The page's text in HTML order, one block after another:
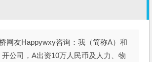
网友Happywxy咨询：我（简称A）和
开公司，A出资10万人民币及人力、物